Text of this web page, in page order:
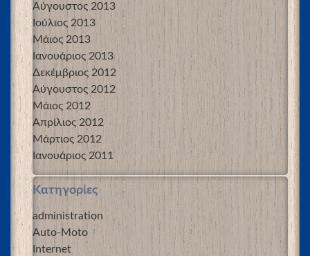
Αύγουστος 2013
Ιούλιος 2013
Μάιος 2013
Ιανουάριος 2013
Δεκέμβριος 2012
Αύγουστος 2012
Μάιος 2012
Απρίλιος 2012
Μάρτιος 2012
Ιανουάριος 2011
Kατηγορίες
administration
Auto-Moto
Internet